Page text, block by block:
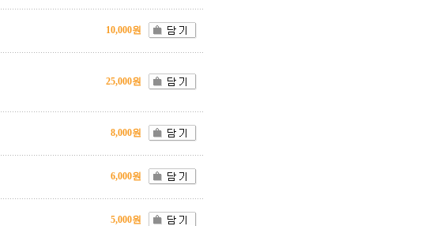
10,000원
25,000원
8,000원
6,000원
5,000원